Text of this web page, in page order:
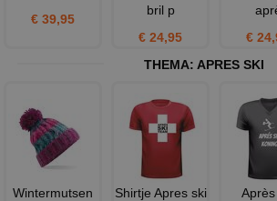
€ 39,95
bril p
€ 24,95
€
THEMA: APRES SKI
Wintermutsen
Shirtje Apres ski
Après